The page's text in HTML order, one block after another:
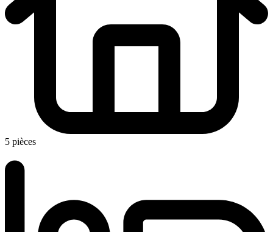
5 pièces